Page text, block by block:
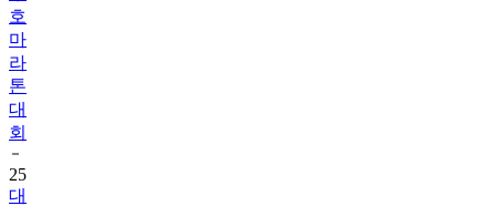
호
마
라
톤
대
회
25
대